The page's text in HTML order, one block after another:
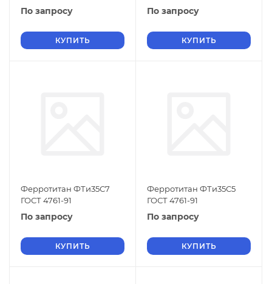
По запросу
КУПИТЬ
По запросу
КУПИТЬ
Ферротитан ФТи35С7
ГОСТ 4761-91
По запросу
КУПИТЬ
Ферротитан ФТи35С5
ГОСТ 4761-91
По запросу
КУПИТЬ